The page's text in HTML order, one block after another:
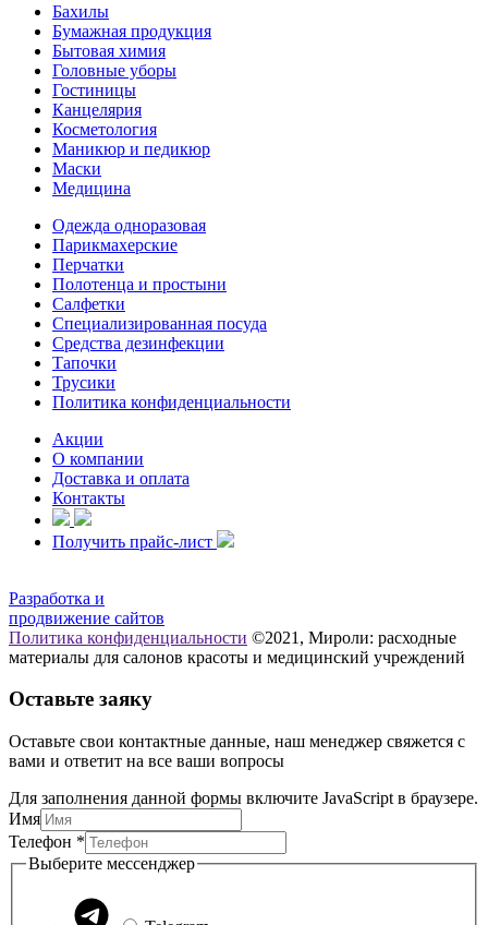
Бахилы
Бумажная продукция
Бытовая химия
Головные уборы
Гостиницы
Канцелярия
Косметология
Маникюр и педикюр
Маски
Медицина
Одежда одноразовая
Парикмахерские
Перчатки
Полотенца и простыни
Салфетки
Специализированная посуда
Средства дезинфекции
Тапочки
Трусики
Политика конфиденциальности
Акции
О компании
Доставка и оплата
Контакты
Получить прайс-лист
Разработка и
продвижение сайтов
Политика конфиденциальности ©2021, Мироли: расходные
материалы для салонов красоты и медицинский учреждений
Оставьте заяку
Оставьте свои контактные данные, наш менеджер свяжется с
вами и ответит на все ваши вопросы
Для заполнения данной формы включите JavaScript в браузере.
мессенджер
Имя
Выберите
Имя
Телефон *
Выберите мессенджер